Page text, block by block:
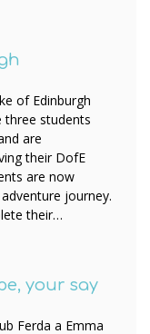
of Edinburgh
three students
are
their DofE
are now
journey.
their…
your say
Ferda a Emma